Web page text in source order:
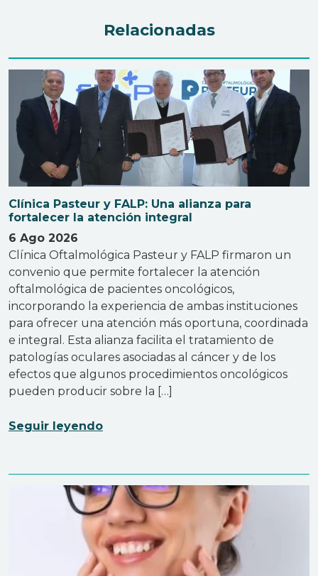
Relacionadas
Clínica Pasteur y FALP: Una alianza para
fortalecer la atención integral
6 Ago 2026
Clínica Oftalmológica Pasteur y FALP firmaron un
convenio que permite fortalecer la atención
oftalmológica de pacientes oncológicos,
incorporando la experiencia de ambas instituciones
para ofrecer una atención más oportuna, coordinada
e integral. Esta alianza facilita el tratamiento de
patologías oculares asociadas al cáncer y de los
efectos que algunos procedimientos oncológicos
pueden producir sobre la […]
Seguir leyendo